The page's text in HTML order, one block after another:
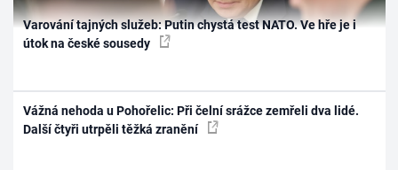
Varování tajných služeb: Putin chystá test NATO. Ve hře je i
útok na české sousedy
Vážná nehoda u Pohořelic: Při čelní srážce zemřeli dva lidé.
Další čtyři utrpěli těžká zranění